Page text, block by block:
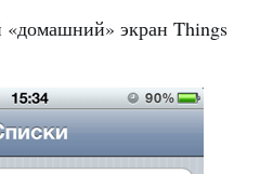
экран Things